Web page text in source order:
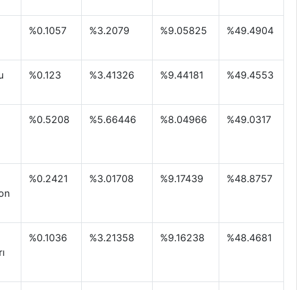
%0.1057 %3.2079 %9.05825 %49.4904
%0.123 %3.41326 %9.44181 %49.4553
%0.5208 %5.66446 %8.04966 %49.0317
%0.2421 %3.01708 %9.17439 %48.8757
%0.1036 %3.21358 %9.16238 %48.4681